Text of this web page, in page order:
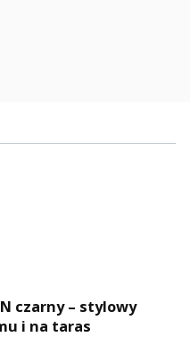
czarny – stylowy
i na taras